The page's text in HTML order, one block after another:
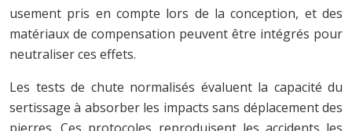
usement pris en compte lors de la conception, et des
matériaux de compensation peuvent être intégrés pour
neutraliser ces effets.
Les tests de chute normalisés évaluent la capacité du
sertissage à absorber les impacts sans déplacement des